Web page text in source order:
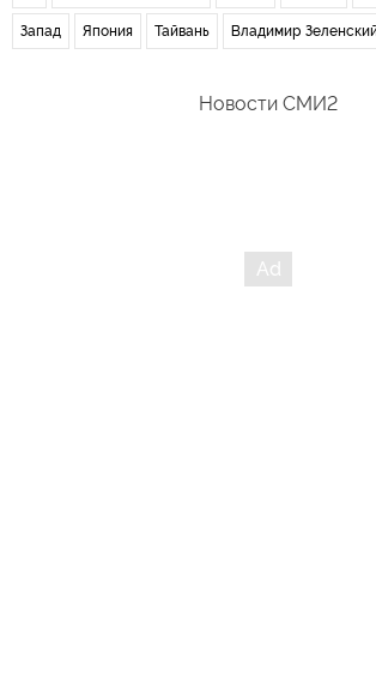
Запад Япония Тайвань Владимир
Новости СМИ2